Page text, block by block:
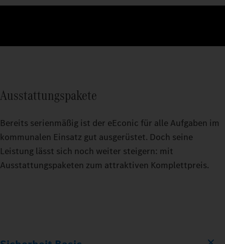
Ausstattungspakete
Bereits serienmäßig ist der eEconic für alle Aufgaben im
kommunalen Einsatz gut ausgerüstet. Doch seine
Leistung lässt sich noch weiter steigern: mit
Ausstattungspaketen zum attraktiven Komplettpreis.